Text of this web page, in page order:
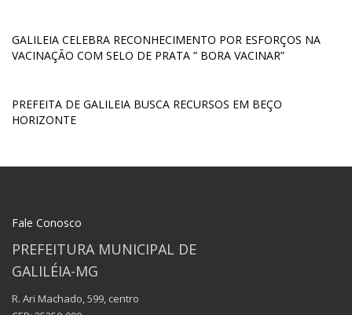
GALILEIA CELEBRA RECONHECIMENTO POR ESFORÇOS NA
VACINAÇÃO COM SELO DE PRATA ” BORA VACINAR”
PREFEITA DE GALILEIA BUSCA RECURSOS EM BEÇO
HORIZONTE
Fale Conosco
PREFEITURA MUNICIPAL DE
GALILÉIA-MG
R. Ari Machado, 599, centro